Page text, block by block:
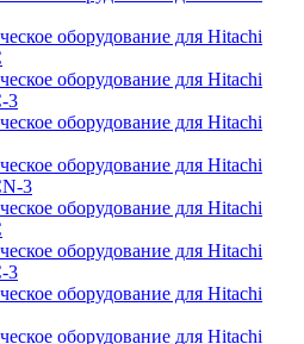
оборудование для Hitachi
оборудование для Hitachi
3
оборудование для Hitachi
оборудование для Hitachi
3
оборудование для Hitachi
оборудование для Hitachi
3
оборудование для Hitachi
оборудование для Hitachi